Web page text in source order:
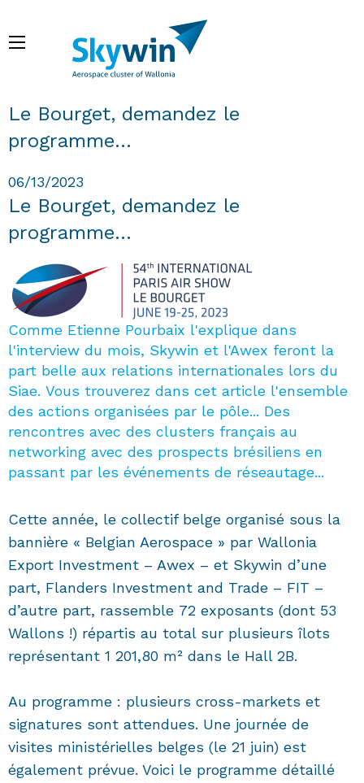
main
Breadcrumb
Le Bourget, demandez le
programme...
06/13/2023
Le Bourget, demandez le
programme...
Comme Etienne Pourbaix l'explique dans
l'interview du mois, Skywin et l'Awex feront la
part belle aux relations internationales lors du
Siae. Vous trouverez dans cet article l'ensemble
des actions organisées par le pôle... Des
rencontres avec des clusters français au
networking avec des prospects brésiliens en
passant par les événements de réseautage...
Cette année, le collectif belge organisé sous la
bannière « Belgian Aerospace » par Wallonia
Export Investment – Awex – et Skywin d’une
part, Flanders Investment and Trade – FIT –
d’autre part, rassemble 72 exposants (dont 53
Wallons !) répartis au total sur plusieurs îlots
représentant 1 201,80 m² dans le Hall 2B.
Au programme : plusieurs cross-markets et
signatures sont attendues. Une journée de
visites ministérielles belges (le 21 juin) est
également prévue. Voici le programme détaillé